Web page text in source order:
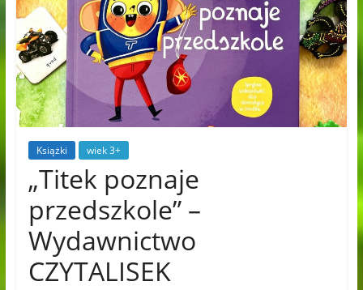
Książki wiek 3+
„Titek poznaje
przedszkole” –
Wydawnictwo
CZYTALISEK